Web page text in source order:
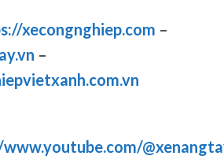
xecongnghiep.com –
–